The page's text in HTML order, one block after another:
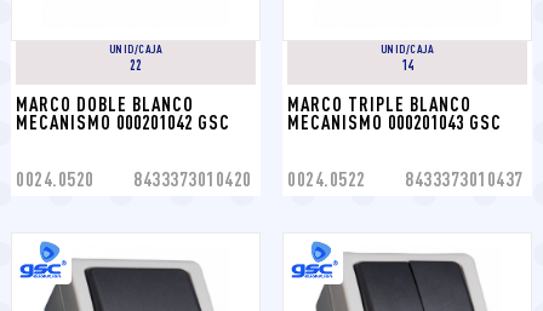
UNID/CAJA
22
MARCO DOBLE BLANCO
MECANISMO 000201042 GSC
0024.0520 8433373010420
UNID/CAJA
14
MARCO TRIPLE BLANCO
MECANISMO 000201043 GSC
0024.0522 8433373010437